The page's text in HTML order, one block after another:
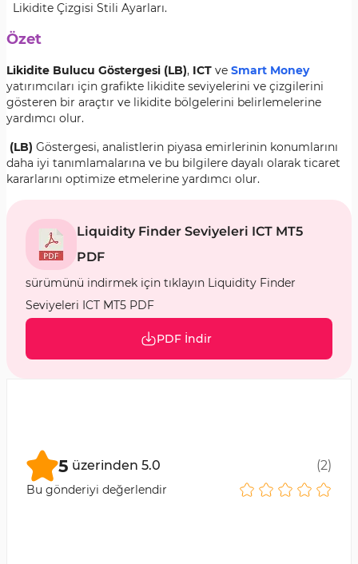
Likidite Çizgisi Stili Ayarları.
Özet
Likidite Bulucu Göstergesi (LB), ICT ve Smart Money
yatırımcıları için grafikte likidite seviyelerini ve çizgilerini
gösteren bir araçtır ve likidite bölgelerini belirlemelerine
yardımcı olur.
(LB) Göstergesi, analistlerin piyasa emirlerinin konumlarını
daha iyi tanımlamalarına ve bu bilgilere dayalı olarak ticaret
kararlarını optimize etmelerine yardımcı olur.
Liquidity Finder Seviyeleri ICT MT5
PDF
sürümünü indirmek için tıklayın Liquidity Finder
Seviyeleri ICT MT5 PDF
PDF İndir
5 üzerinden 5.0 (2)
Bu gönderiyi değerlendir